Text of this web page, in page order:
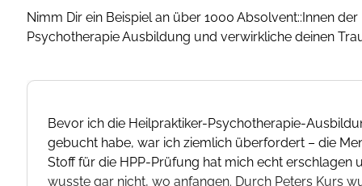
Nimm Dir ein Beispiel an über 1000 Absolvent::Innen
Psychotherapie Ausbildung und verwirkliche deinen